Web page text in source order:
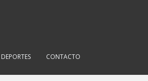
DEPORTES CONTACTO